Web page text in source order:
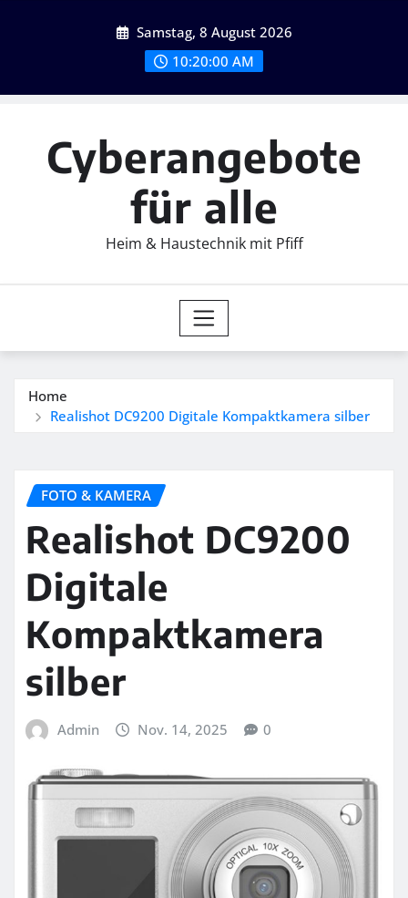
Samstag, 8 August 2026
10:20:01 AM
Cyberangebote
für alle
Heim & Haustechnik mit Pfiff
Home
Realishot DC9200 Digitale Kompaktkamera silber
FOTO & KAMERA
Realishot DC9200
Digitale
Kompaktkamera
silber
Admin Nov. 14, 2025 0